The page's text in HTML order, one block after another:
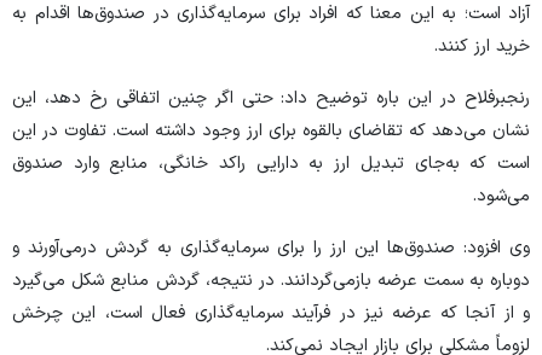
آزاد است؛ به این معنا که افراد برای سرمایه‌گذاری در صندوق‌ها اقدام به
خرید ارز کنند.
رنجبرفلاح در این باره توضیح داد: حتی اگر چنین اتفاقی رخ دهد، این
نشان می‌دهد که تقاضای بالقوه برای ارز وجود داشته است. تفاوت در این
است که به‌جای تبدیل ارز به دارایی راکد خانگی، منابع وارد صندوق
می‌شود.
وی افزود: صندوق‌ها این ارز را برای سرمایه‌گذاری به گردش درمی‌آورند و
دوباره به سمت عرضه بازمی‌گردانند. در نتیجه، گردش منابع شکل می‌گیرد
و از آنجا که عرضه نیز در فرآیند سرمایه‌گذاری فعال است، این چرخش
لزوماً مشکلی برای بازار ایجاد نمی‌کند.